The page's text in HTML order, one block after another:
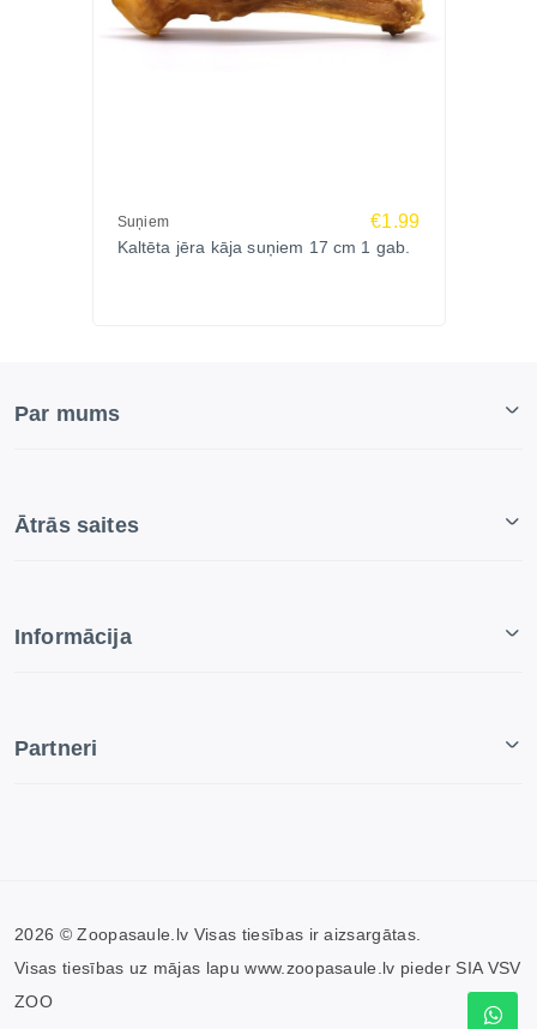
Suņiem €1.99
Kaltēta jēra kāja suņiem 17 cm 1 gab.
Par mums
Ātrās saites
Informācija
Partneri
2026 © Zoopasaule.lv Visas tiesības ir aizsargātas.
Visas tiesības uz mājas lapu www.zoopasaule.lv pieder SIA VSV
ZOO